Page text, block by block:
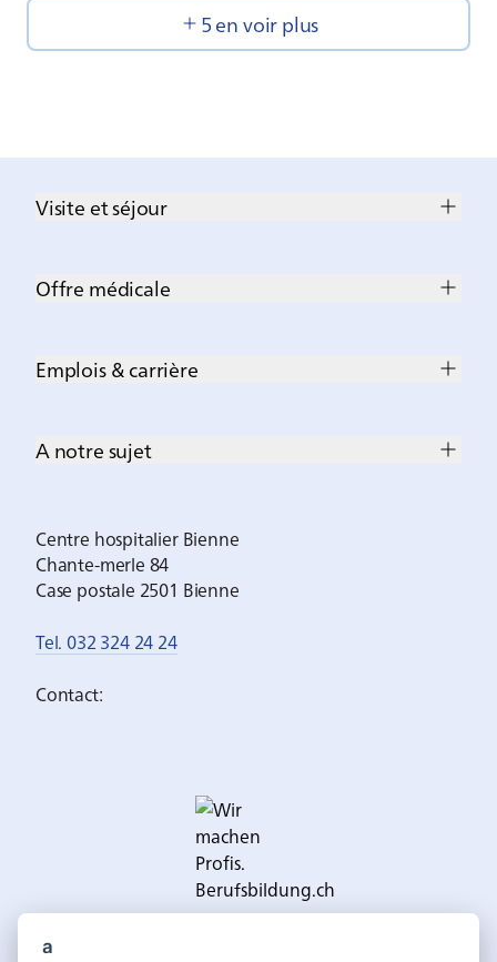
5 en voir plus
Visite et séjour
Offre médicale
Emplois & carrière
A notre sujet
Centre hospitalier Bienne
Chante-merle 84
Case postale 2501 Bienne
Tel. 032 324 24 24
Contact:
a